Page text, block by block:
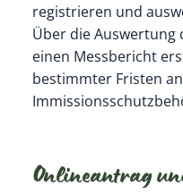
registrieren und
Über die Auswertung
einen Messbericht
bestimmter Fristen
Onlineantrag